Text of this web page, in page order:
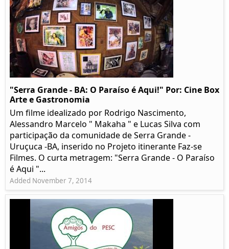
"Serra Grande - BA: O Paraíso é Aqui!" Por: Cine Box
Arte e Gastronomia
Um filme idealizado por Rodrigo Nascimento,
Alessandro Marcelo " Makaha " e Lucas Silva com
participação da comunidade de Serra Grande -
Uruçuca -BA, inserido no Projeto itinerante Faz-se
Filmes. O curta metragem: "Serra Grande - O Paraíso
é Aqui "...
Added November 7, 2014